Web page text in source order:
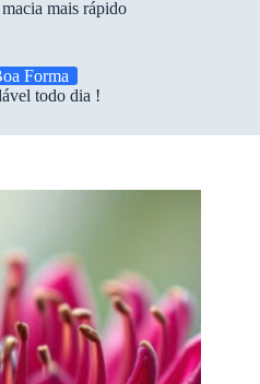
mais rápido
Forma
todo dia !